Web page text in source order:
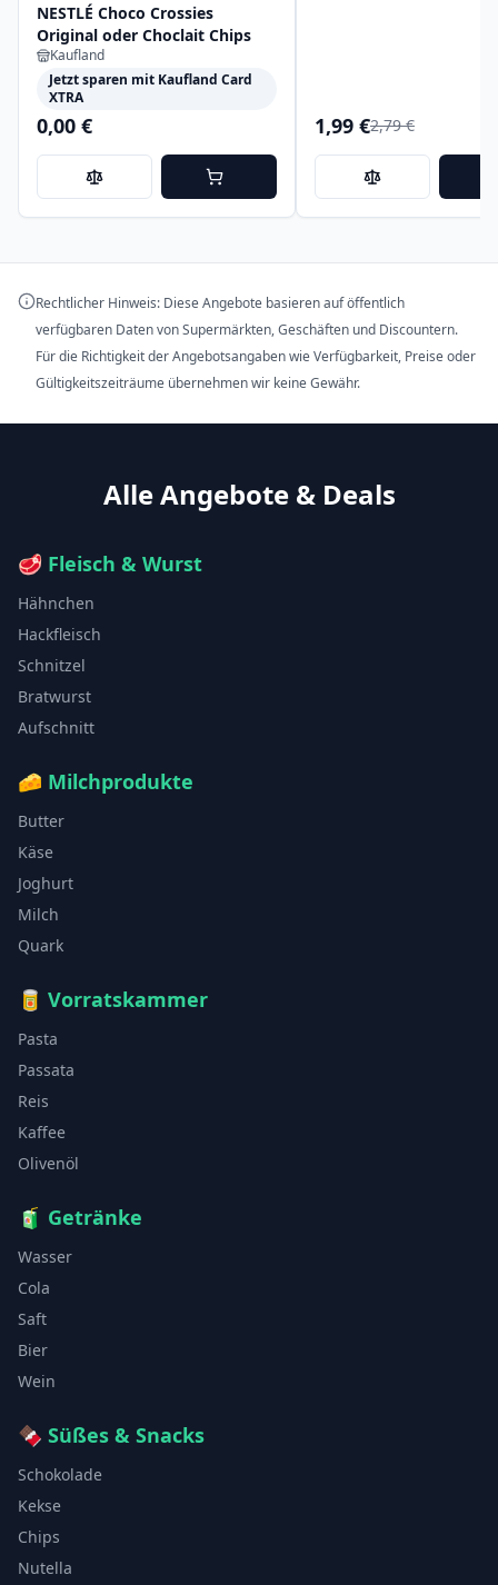
NESTLÉ Choco Crossies
Original oder Choclait Chips
Kaufland
Jetzt sparen mit Kaufland Card
XTRA
0,00 € 1,99 €2,79 €
Rechtlicher Hinweis: Diese Angebote basieren auf öffentlich
verfügbaren Daten von Supermärkten, Geschäften und Discountern.
Für die Richtigkeit der Angebotsangaben wie Verfügbarkeit, Preise oder
Gültigkeitszeiträume übernehmen wir keine Gewähr.
Alle Angebote & Deals
🥩 Fleisch & Wurst
Hähnchen
Hackfleisch
Schnitzel
Bratwurst
Aufschnitt
🧀 Milchprodukte
Butter
Käse
Joghurt
Milch
Quark
🥫 Vorratskammer
Pasta
Passata
Reis
Kaffee
Olivenöl
🧃 Getränke
Wasser
Cola
Saft
Bier
Wein
🍫 Süßes & Snacks
Schokolade
Kekse
Chips
Nutella